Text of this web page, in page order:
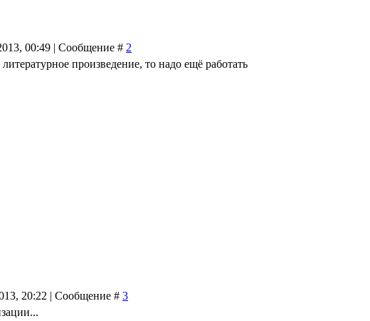
00:49 | Сообщение # 2
произведение, то надо ещё работать
20:22 | Сообщение # 3